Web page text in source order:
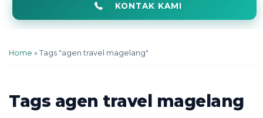
KONTAK KAMI
Home » Tags "agen travel magelang"
Tags agen travel magelang